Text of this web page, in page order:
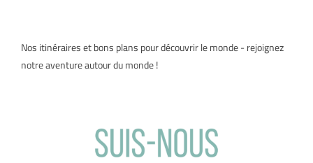
Nos itinéraires et bons plans pour découvrir le monde - rejoignez
notre aventure autour du monde !